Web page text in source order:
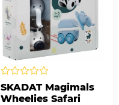
SKADAT Magimals
Wheelies Safari